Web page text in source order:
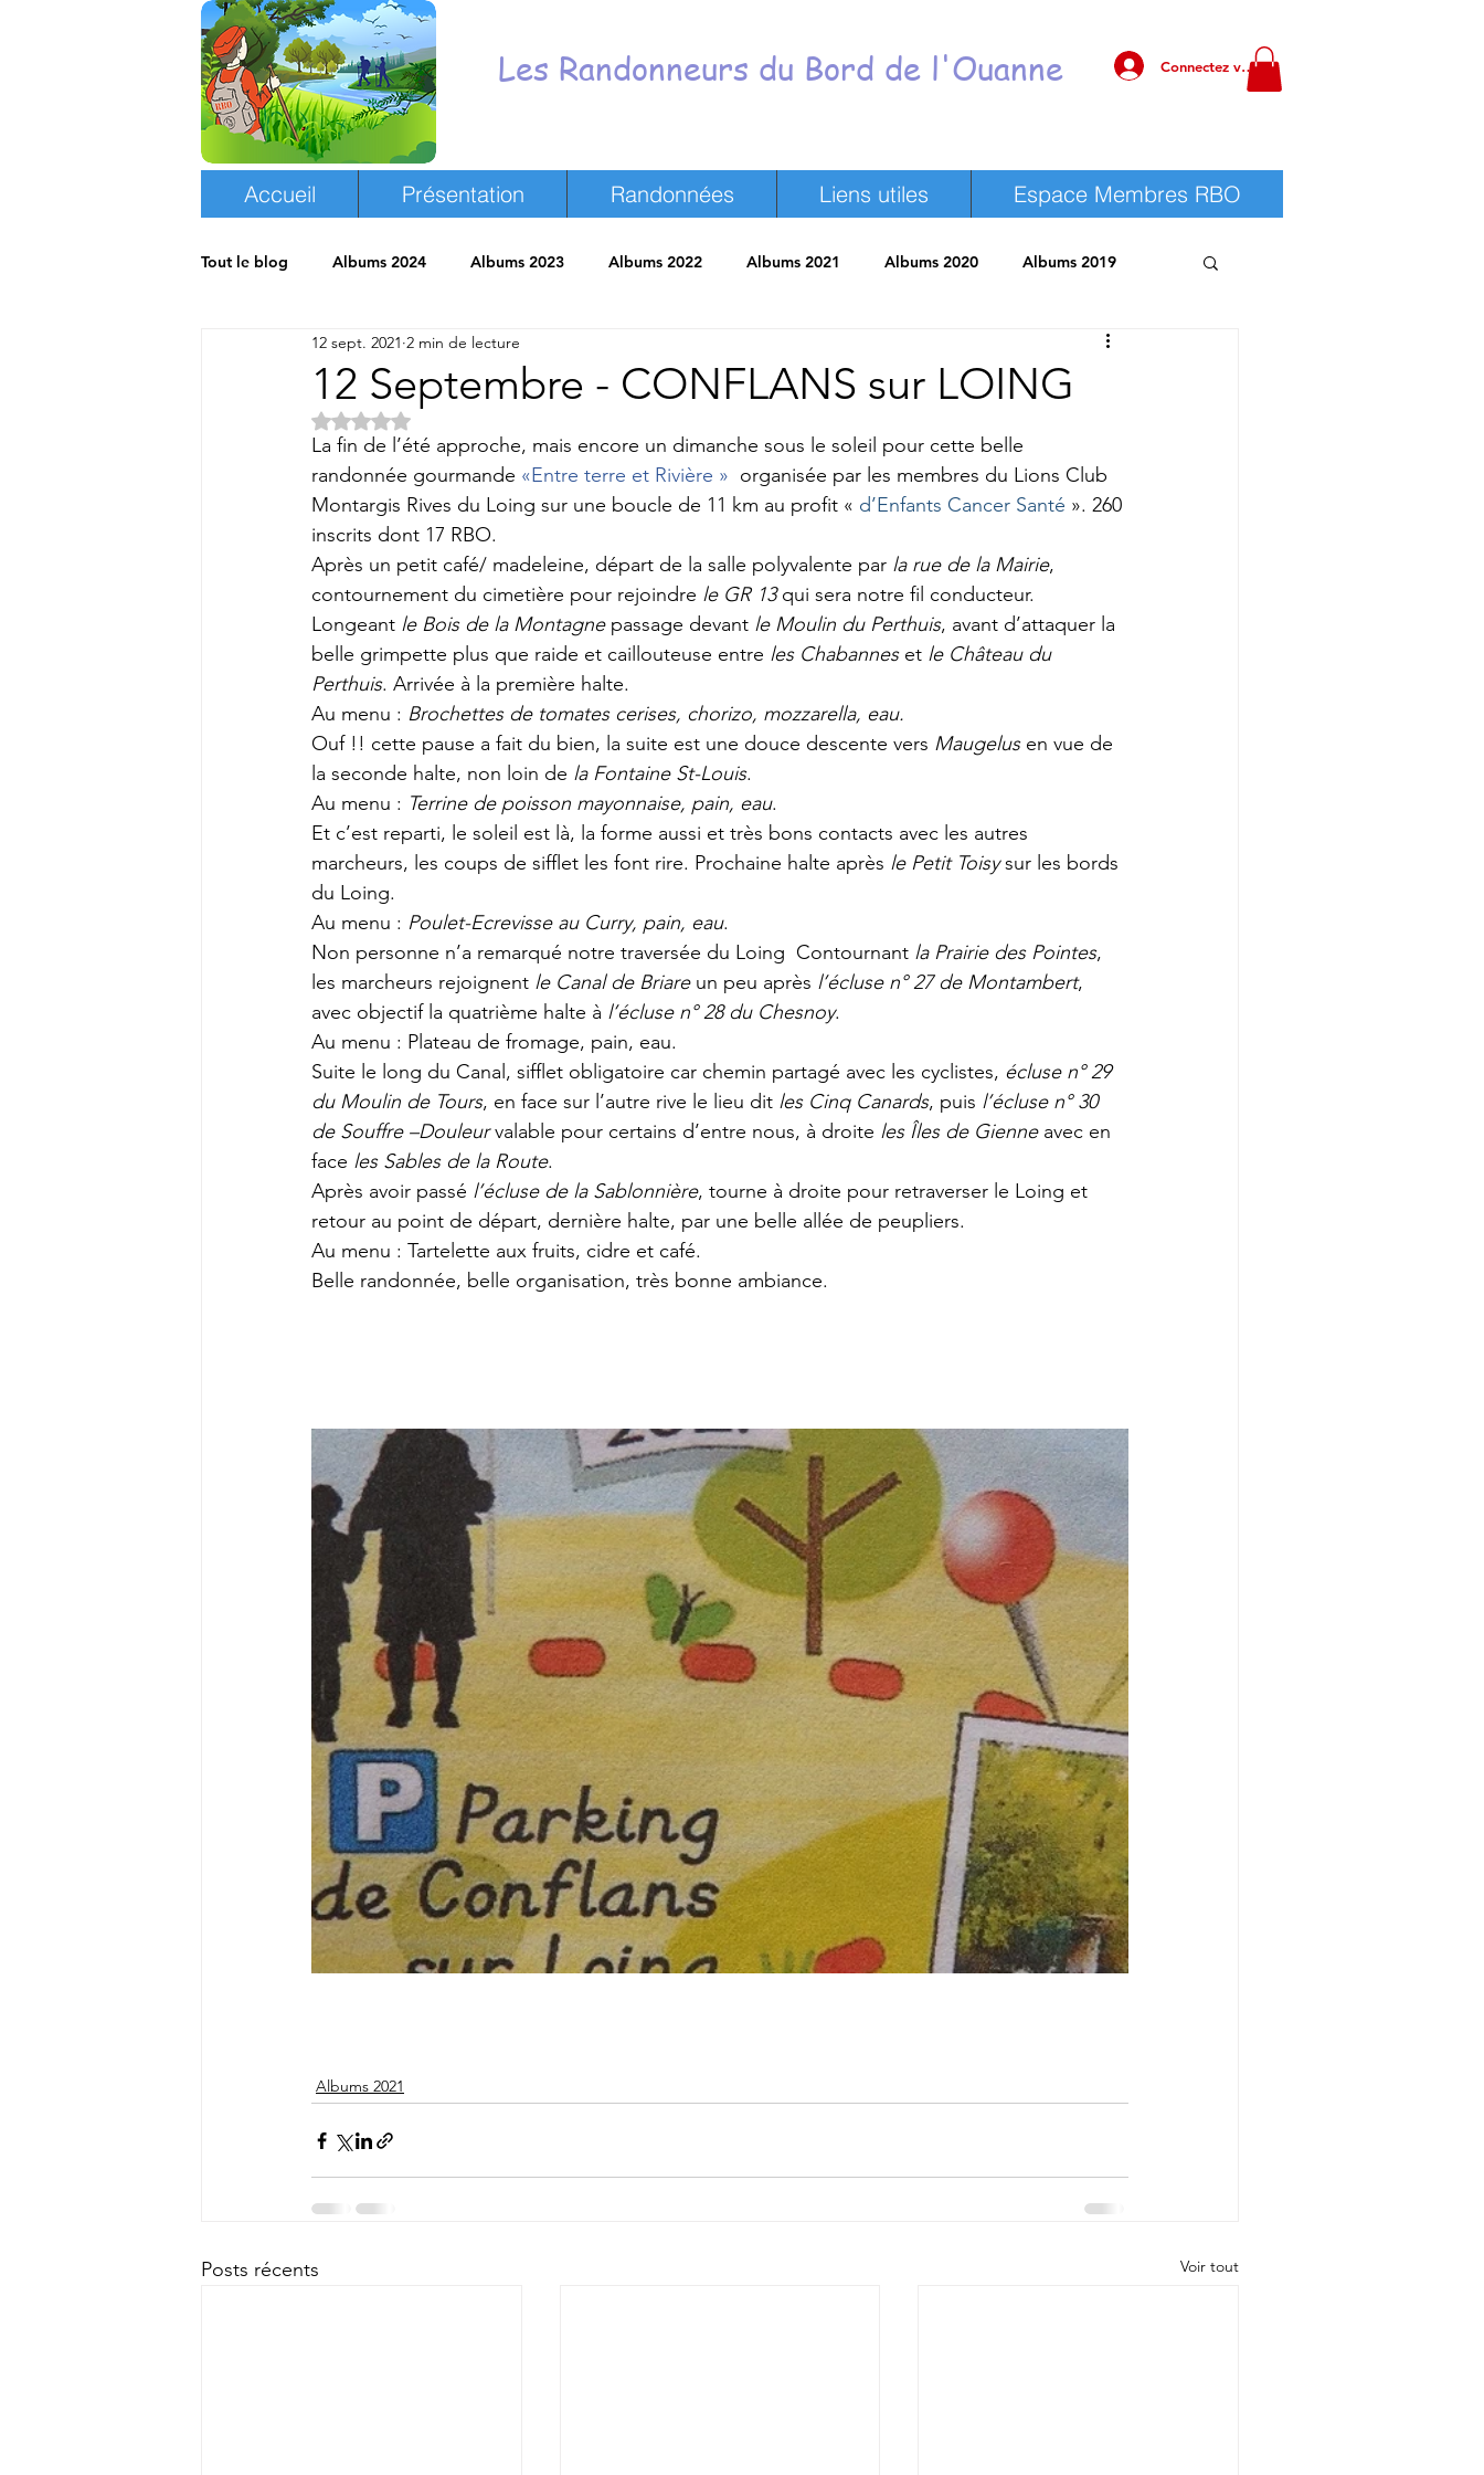
Les Randonneurs du Bord de l'Ouanne Connectez vous !
Accueil Présentation Randonnées Liens utiles Espace Membres RBO
Tout le blog Albums 2024 Albums 2023 Albums 2022 Albums 2021 Albums 2020 Albums 2019
Albums 2018 Espace randonneurs Albums 2025
12 Septembre - CONFLANS sur LOING
12 sept. 2021 2 min de lecture
Noté NaN étoiles sur 5.
La fin de l’été approche, mais encore un dimanche sous le soleil pour cette belle
randonnée gourmande «Entre terre et Rivière »
  organisée par les membres du Lions Club
Montargis Rives du Loing sur une boucle de 11 km au profit « d’Enfants Cancer Santé ». 260
inscrits dont 17 RBO.
Après un petit café/ madeleine, départ de la salle polyvalente par la rue de la Mairie,
contournement du cimetière pour rejoindre le GR 13 qui sera notre fil conducteur.
Longeant le Bois de la Montagne passage devant le Moulin du Perthuis, avant d’attaquer la
belle grimpette plus que raide et caillouteuse entre les Chabannes et le Château du
Perthuis. Arrivée à la première halte.
Au menu : Brochettes de tomates cerises, chorizo, mozzarella, eau.
Ouf !! cette pause a fait du bien, la suite est une douce descente vers Maugelus en vue de
la seconde halte, non loin de la Fontaine St-Louis.
Au menu : Terrine de poisson mayonnaise, pain, eau.
Et c’est reparti, le soleil est là, la forme aussi et très bons contacts avec les autres
marcheurs, les coups de sifflet les font rire. Prochaine halte après le Petit Toisy sur les bords
du Loing.
Au menu : Poulet-Ecrevisse au Curry, pain, eau.
Non personne n’a remarqué notre traversée du Loing  Contournant la Prairie des Pointes,
les marcheurs rejoignent le Canal de Briare un peu après l’écluse n° 27 de Montambert,
avec objectif la quatrième halte à l’écluse n° 28 du Chesnoy.
Au menu : Plateau de fromage, pain, eau.
Suite le long du Canal, sifflet obligatoire car chemin partagé avec les cyclistes, écluse n° 29
du Moulin de Tours, en face sur l’autre rive le lieu dit les Cinq Canards, puis l’écluse n° 30
de Souffre –Douleur valable pour certains d’entre nous, à droite les Îles de Gienne avec en
face les Sables de la Route.
Après avoir passé l’écluse de la Sablonnière, tourne à droite pour retraverser le Loing et
retour au point de départ, dernière halte, par une belle allée de peupliers.
Au menu : Tartelette aux fruits, cidre et café.
Belle randonnée, belle organisation, très bonne ambiance.
Albums 2021
Posts récents Voir tout